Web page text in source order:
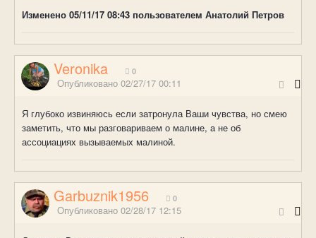
Изменено 05/11/17 08:43 пользователем Анатолий Петров
Veronika 0
Опубликовано 02/27/17 00:11
Я глубоко извиняюсь если затронула Ваши чувства, но смею
заметить, что мы разговариваем о малине, а не об
ассоциациях вызываемых малиной.
Garbuznik1956 0
Опубликовано 02/28/17 12:15